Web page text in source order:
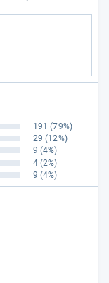
191 (79%)
29 (12%)
9 (4%)
4 (2%)
9 (4%)